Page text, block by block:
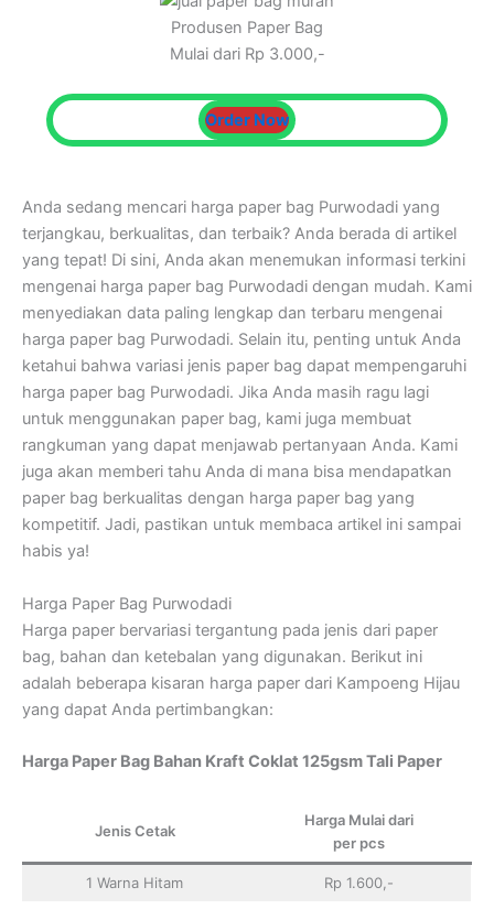
Produsen Paper Bag
Mulai dari Rp 3.000,-
Order Now
Anda sedang mencari harga paper bag Purwodadi yang
terjangkau, berkualitas, dan terbaik? Anda berada di artikel
yang tepat! Di sini, Anda akan menemukan informasi terkini
mengenai harga paper bag Purwodadi dengan mudah. Kami
menyediakan data paling lengkap dan terbaru mengenai
harga paper bag Purwodadi. Selain itu, penting untuk Anda
ketahui bahwa variasi jenis paper bag dapat mempengaruhi
harga paper bag Purwodadi. Jika Anda masih ragu lagi
untuk menggunakan paper bag, kami juga membuat
rangkuman yang dapat menjawab pertanyaan Anda. Kami
juga akan memberi tahu Anda di mana bisa mendapatkan
paper bag berkualitas dengan harga paper bag yang
kompetitif. Jadi, pastikan untuk membaca artikel ini sampai
habis ya!
Harga Paper Bag Purwodadi
Harga paper bervariasi tergantung pada jenis dari paper
bag, bahan dan ketebalan yang digunakan. Berikut ini
adalah beberapa kisaran harga paper dari Kampoeng Hijau
yang dapat Anda pertimbangkan:
Harga Paper Bag Bahan Kraft Coklat 125gsm Tali Paper
Jenis Cetak
Harga Mulai dari
per pcs
1 Warna Hitam Rp 1.600,-